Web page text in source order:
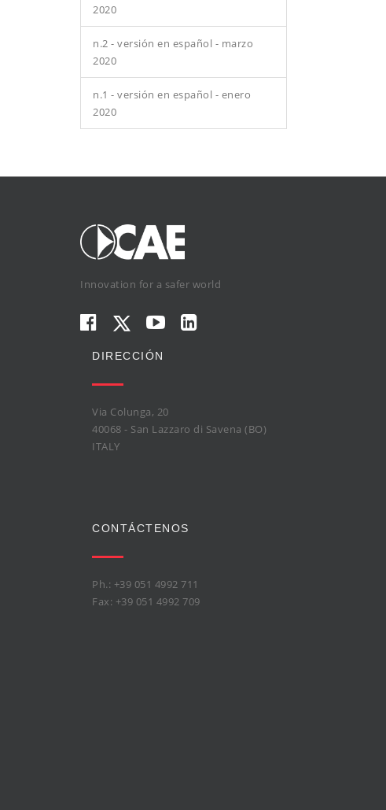
2020
n.2 - versión en español - marzo
2020
n.1 - versión en español - enero
2020
Innovation for a safer world
DIRECCIÓN
Via Colunga, 20
40068 - San Lazzaro di Savena (BO)
ITALY
CONTÁCTENOS
Ph.: +39 051 4992 711
Fax: +39 051 4992 709